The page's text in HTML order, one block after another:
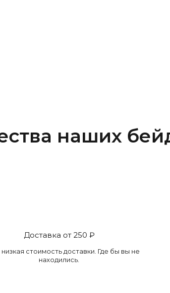
наших
Доставка от 250 ₽
стоимость доставки. Где бы вы не
находились.